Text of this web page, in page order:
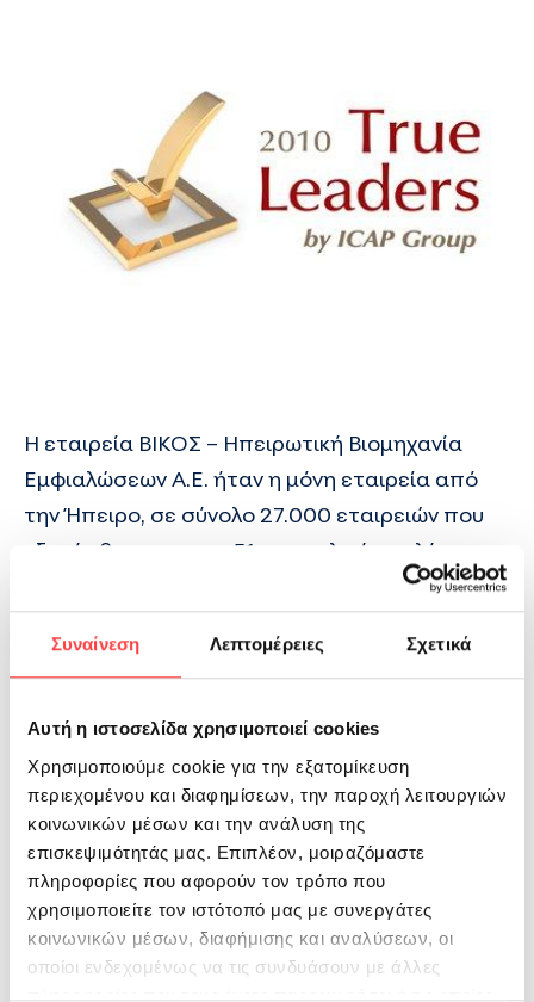
Συναίνεση Λεπτομέρειες Σχετικά
Αυτή η ιστοσελίδα χρησιμοποιεί cookies
Χρησιμοποιούμε cookie για την εξατομίκευση
περιεχομένου και διαφημίσεων, την παροχή λειτουργιών
κοινωνικών μέσων και την ανάλυση της
επισκεψιμότητάς μας. Επιπλέον, μοιραζόμαστε
πληροφορίες που αφορούν τον τρόπο που
χρησιμοποιείτε τον ιστότοπό μας με συνεργάτες
κοινωνικών μέσων, διαφήμισης και αναλύσεων, οι
οποίοι ενδεχομένως να τις συνδυάσουν με άλλες
πληροφορίες που τους έχετε παραχωρήσει ή τις οποίες
Η εταιρεία ΒΙΚΟΣ – Ηπειρωτική Βιομηχανία
Εμφιαλώσεων Α.Ε. ήταν η μόνη εταιρεία από
την Ήπειρο, σε σύνολο 27.000 εταιρειών που
εξετάσθηκαν και σε 51 που τελικά επελέγησαν,
που πήρε το βραβείο "TRUE LEADERS 2010"
Αντιπρόεδρος κα Ελένη Θεοχάρη. Η ΒΙΚΟΣ-
Ηπειρωτική Βιομηχανία Εμφιαλώσεων Α.Ε.
βραβεύτηκε καθώς πληρούσε και τα τέσσερα
αντικειμενικά και μετρήσιμα κριτήρια
ταυτοχρόνως που προυποθέτει ο θεσμός,
όπως το ότι συμπεριλαμβάνεται στις 500
εταιρείες με το μεγαλύτερο αριθμό
προσωπικού, βρίσκεται στην κορυφαία θέση